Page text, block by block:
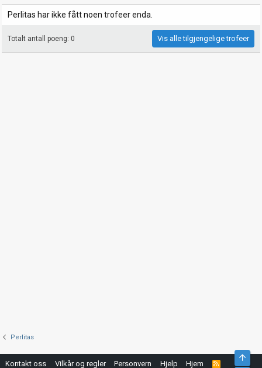
Perlitas har ikke fått noen trofeer enda.
Totalt antall poeng: 0 Vis alle tilgjengelige trofeer
Perlitas
Kontakt oss Vilkår og regler Personvern Hjelp Hjem
R
Topp